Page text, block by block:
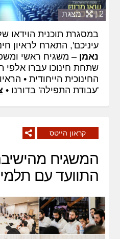
2 | מצגת
במסגרת תוכנית הוידאו
עיניכם', התארח לראיון
נאמן – משגיח ראשי
שתחת חינוכו עברו אלפי
החינוכית הייחודית •
'עבודת התפילה' בדורנו •
קראון הייטס
המשגיח
התוועד עם